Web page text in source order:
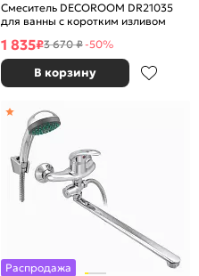
Смеситель DECOROOM DR21035
для ванны с коротким изливом
1 835₽3 670 ₽-50%
В корзину
Распродажа